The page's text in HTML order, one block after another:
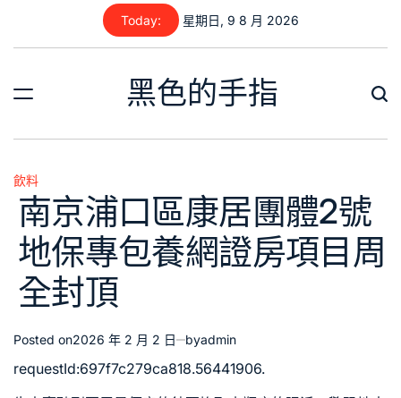
content
Today: 星期日, 9 8 月 2026
黑色的手指
Posted
in
飲料
南京浦口區康居團體2號
地保專包養網證房項目周
全封頂
Posted on2026 年 2 月 2 日 byadmin
requestId:697f7c279ca818.56441906.